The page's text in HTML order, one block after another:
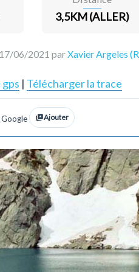
3,5KM (ALLER)
06/2021 parXavier Argeles
| Télécharger la trace
Ajouter